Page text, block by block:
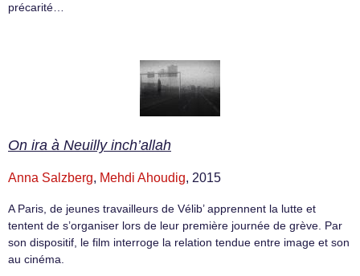
précarité…
On ira à Neuilly inch’allah
Anna Salzberg, Mehdi Ahoudig, 2015
A Paris, de jeunes travailleurs de Vélib’ apprennent la lutte et
tentent de s’organiser lors de leur première journée de grève. Par
son dispositif, le film interroge la relation tendue entre image et son
au cinéma.